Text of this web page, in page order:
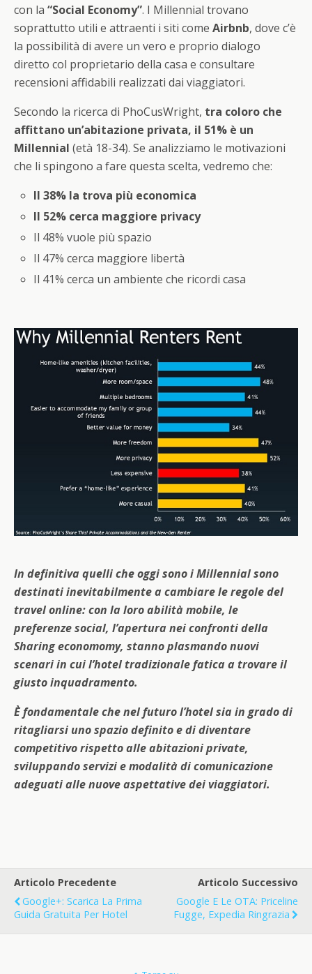
con la “Social Economy”. I Millennial trovano
soprattutto utili e attraenti i siti come Airbnb, dove c’è
la possibilità di avere un vero e proprio dialogo
diretto col proprietario della casa e consultare
recensioni affidabili realizzati dai viaggiatori.
Secondo la ricerca di PhoCusWright, tra coloro che
affittano un’abitazione privata, il 51% è un
Millennial (età 18-34). Se analizziamo le motivazioni
che li spingono a fare questa scelta, vedremo che:
Il 38% la trova più economica
Il 52% cerca maggiore privacy
Il 48% vuole più spazio
Il 47% cerca maggiore libertà
Il 41% cerca un ambiente che ricordi casa
In definitiva quelli che oggi sono i Millennial sono
destinati inevitabilmente a cambiare le regole del
travel online: con la loro abilità mobile, le
preferenze social, l’apertura nei confronti della
Sharing economomy, stanno plasmando nuovi
scenari in cui l’hotel tradizionale fatica a trovare il
giusto inquadramento.
È fondamentale che nel futuro l’hotel sia in grado di
ritagliarsi uno spazio definito e di diventare
competitivo rispetto alle abitazioni private,
sviluppando servizi e modalità di comunicazione
adeguati alle nuove aspettative dei viaggiatori.
Articolo Precedente
Google+: Scarica La Prima
Guida Gratuita Per Hotel
Articolo Successivo
Google E Le OTA: Priceline
Fugge, Expedia Ringrazia